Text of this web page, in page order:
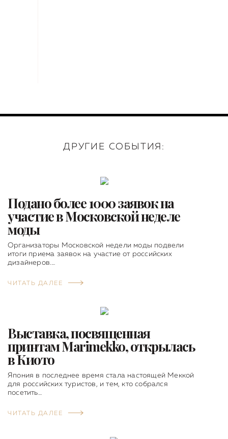
ДРУГИЕ СОБЫТИЯ:
Подано более 1000 заявок на
участие в Московской неделе
моды
Организаторы Московской недели моды подвели
итоги приема заявок на участие от российских
дизайнеров.…
ЧИТАТЬ ДАЛЕЕ
Выставка, посвященная
принтам Marimekko, открылась
в Киото
Япония в последнее время стала настоящей Меккой
для российских туристов, и тем, кто собрался
посетить…
ЧИТАТЬ ДАЛЕЕ